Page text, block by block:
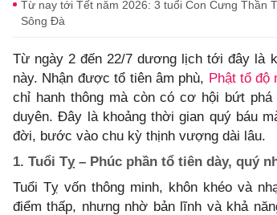
Từ nay tới Tết năm 2026: 3 tuổi Con Cưng Thần
Sông Đà
Từ ngày 2 đến 22/7 dương lịch tới đây là
này. Nhận được tổ tiên âm phù, Phật tổ độ
chỉ hanh thông mà còn có cơ hội bứt
duyên. Đây là khoảng thời gian quý báu
đời, bước vào chu kỳ thịnh vượng dài lâu.
1. Tuổi Tỵ – Phúc phần tổ tiên dày, quý
Tuổi Tỵ vốn thông minh, khôn khéo và
điểm thấp, nhưng nhờ bản lĩnh và khả